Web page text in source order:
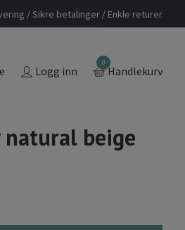
/ Sikre betalinger / Enkle returer
Logg inn
0
Handlekurv
beige